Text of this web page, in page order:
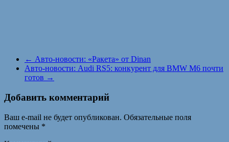
← Авто-новости: «Ракета» от Dinan
Авто-новости: Audi RS5: конкурент для BMW M6 почти
готов →
Добавить комментарий
Ваш e-mail не будет опубликован. Обязательные поля
помечены *